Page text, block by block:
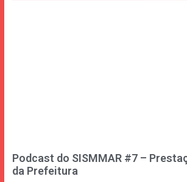
Podcast do SISMMAR #7 –
da Prefeitura